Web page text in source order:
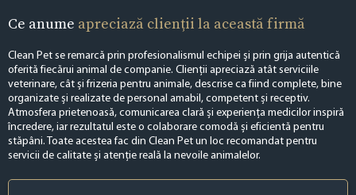
Ce anume apreciază clienții la această firmă
Clean Pet se remarcă prin profesionalismul echipei și prin grija autentică
oferită fiecărui animal de companie. Clienții apreciază atât serviciile
veterinare, cât și frizeria pentru animale, descrise ca fiind complete, bine
organizate și realizate de personal amabil, competent și receptiv.
Atmosfera prietenoasă, comunicarea clară și experiența medicilor inspiră
încredere, iar rezultatul este o colaborare comodă și eficientă pentru
stăpâni. Toate acestea fac din Clean Pet un loc recomandat pentru
servicii de calitate și atenție reală la nevoile animalelor.